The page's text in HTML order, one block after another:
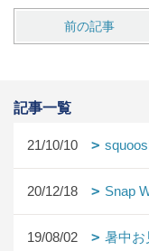
前の記事
記事一覧
21/10/10
20/12/18 Snap
19/08/02 暑中お